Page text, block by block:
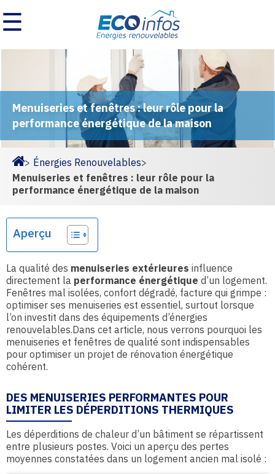
☰
Menuiseries et fenêtres : leur rôle pour la
performance énergétique de la maison
Homepage
> Énergies Renouvelables>
Menuiseries et fenêtres : leur rôle pour la
performance énergétique de la maison
Aperçu
La qualité des menuiseries extérieures influence
directement la performance énergétique d’un logement.
Fenêtres mal isolées, confort dégradé, facture qui grimpe :
optimiser ses menuiseries est essentiel, surtout lorsque
l’on investit dans des équipements d’énergies
renouvelables.Dans cet article, nous verrons pourquoi les
menuiseries et fenêtres de qualité sont indispensables
pour optimiser un projet de rénovation énergétique
cohérent.
DES MENUISERIES PERFORMANTES POUR
LIMITER LES DÉPERDITIONS THERMIQUES
Les déperditions de chaleur d’un bâtiment se répartissent
entre plusieurs postes. Voici un aperçu des pertes
moyennes constatées dans un logement ancien mal isolé :